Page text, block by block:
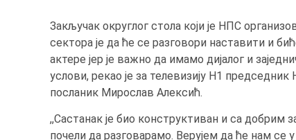
Закључак округлог стола који је НПС
сектора је да ће се разговори наставити и
актере јер је важно да имамо дијалог и
услови, рекао је за телевизију Н1
посланик Мирослав Алексић.
,,Састанак је био конструктиван и са добрим
почели да разговарамо. Верујем да ће нам